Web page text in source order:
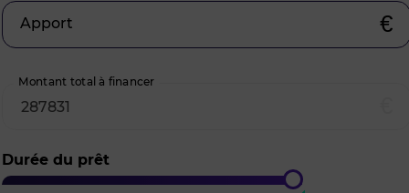
Apport €
Montant total à financer
Durée du prêt